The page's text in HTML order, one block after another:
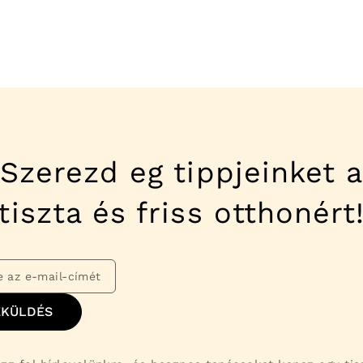
Szerezd eg tippjeinket a
és friss